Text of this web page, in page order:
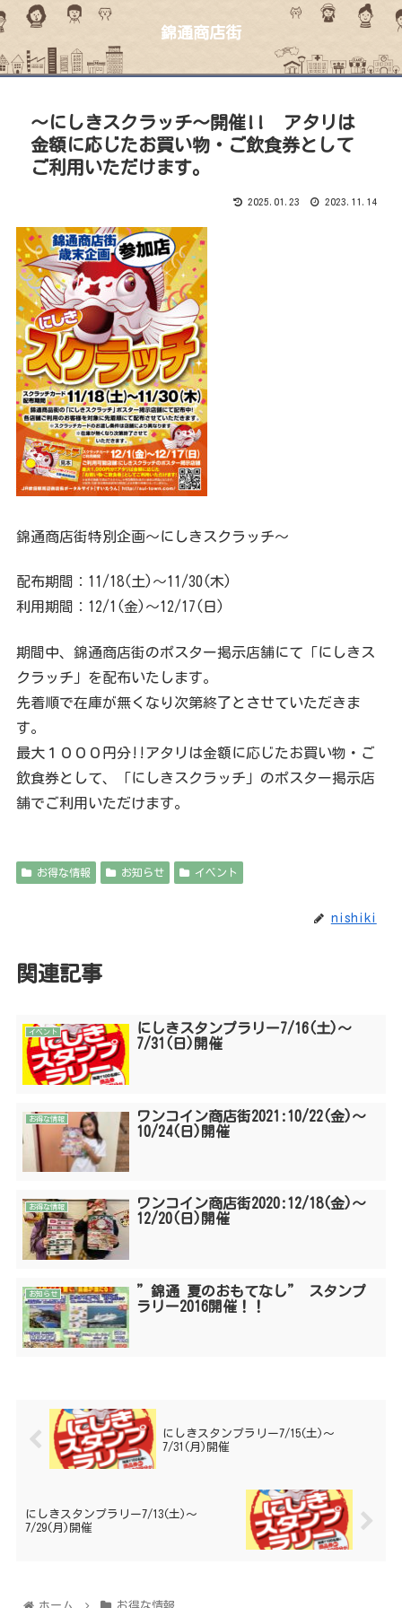
錦通商店街
〜にしきスクラッチ〜開催!! アタリは
金額に応じたお買い物・ご飲食券として
ご利用いただけます。
2025.01.23 2023.11.14
錦通商店街特別企画〜にしきスクラッチ〜
配布期間：11/18(土)〜11/30(木)
利用期間：12/1(金)〜12/17(日)
期間中、錦通商店街のポスター掲示店舗にて「にしきス
クラッチ」を配布いたします。
先着順で在庫が無くなり次第終了とさせていただきま
す。
最大１０００円分!!アタリは金額に応じたお買い物・ご
飲食券として、「にしきスクラッチ」のポスター掲示店
舗でご利用いただけます。
お得な情報 お知らせ イベント
nishiki
関連記事
イベント
にしきスタンプラリー7/16(土)〜
7/31(日)開催
お得な情報
ワンコイン商店街2021:10/22(金)〜
10/24(日)開催
お得な情報
ワンコイン商店街2020:12/18(金)〜
12/20(日)開催
お知らせ
”錦通 夏のおもてなし” スタンプ
ラリー2016開催！！
にしきスタンプラリー7/15(土)〜
7/31(月)開催
にしきスタンプラリー7/13(土)〜
7/29(月)開催